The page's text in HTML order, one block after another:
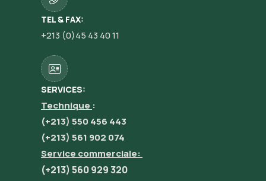
TEL & FAX:
+213 (0)45 43 40 11
SERVICES:
Technique :
(+213) 550 456 443
(+213) 561 902 074
Service commerciale:
(+213) 560 929 320